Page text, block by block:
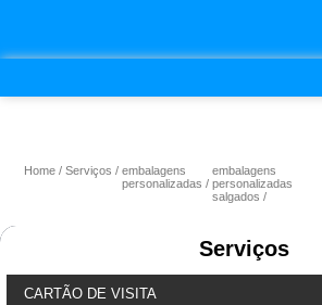
Home Serviços
embalagens
personalizadas
embalagens
personalizadas
salgados
Serviços
CARTÃO DE VISITA